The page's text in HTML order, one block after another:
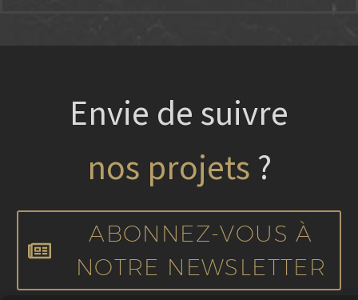
Envie de suivre
nos projets ?
ABONNEZ-VOUS À
NOTRE NEWSLETTER